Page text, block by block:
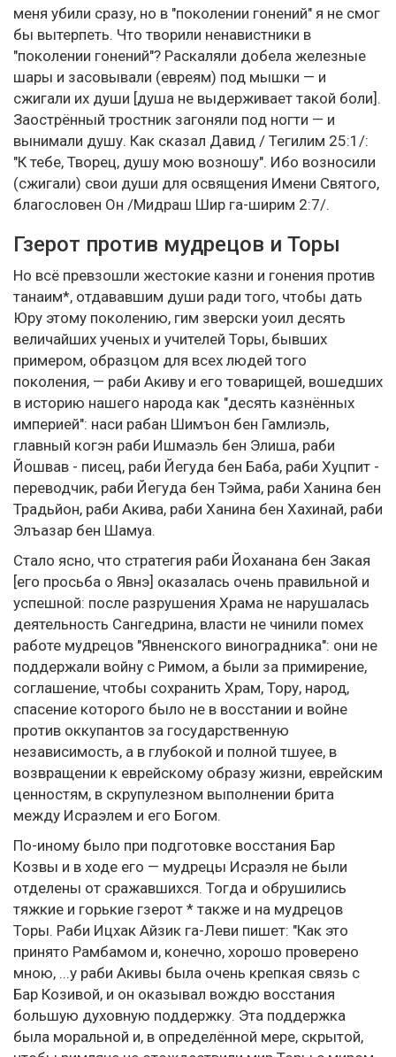
меня убили сразу, но в "поколении гонений" я не смог
бы вытерпеть. Что творили ненавистники в
"поколении гонений"? Раскаляли добела железные
шары и засовывали (евреям) под мышки — и
сжигали их души [душа не выдерживает такой боли].
Заострённый тростник загоняли под ногти — и
вынимали душу. Как сказал Давид / Тегилим 25:1/:
"К тебе, Творец, душу мою возношу". Ибо возносили
(сжигали) свои души для освящения Имени Святого,
благословен Он /Мидраш Шир га-ширим 2:7/.
Гзерот против мудрецов и Торы
Но всё превзошли жестокие казни и гонения против
танаим*, отдававшим души ради того, чтобы дать
Юру этому поколению, гим зверски уоил десять
величайших ученых и учителей Торы, бывших
примером, образцом для всех людей того
поколения, — раби Акиву и его товарищей, вошедших
в историю нашего народа как "десять казнённых
империей": наси рабан Шимъон бен Гамлиэль,
главный когэн раби Ишмаэль бен Элиша, раби
Йошвав - писец, раби Йегуда бен Баба, раби Хуцпит -
переводчик, раби Йегуда бен Тэйма, раби Ханина бен
Традьйон, раби Акива, раби Ханина бен Хахинай, раби
Элъазар бен Шамуа.
Стало ясно, что стратегия раби Йоханана бен Закая
[его просьба о Явнэ] оказалась очень правильной и
успешной: после разрушения Храма не нарушалась
деятельность Сангедрина, власти не чинили помех
работе мудрецов "Явненского виноградника": они не
поддержали войну с Римом, а были за примирение,
соглашение, чтобы сохранить Храм, Тору, народ,
спасение которого было не в восстании и войне
против оккупантов за государственную
независимость, а в глубокой и полной тшуее, в
возвращении к еврейскому образу жизни, еврейским
ценностям, в скрупулезном выполнении брита
между Исраэлем и его Богом.
По-иному было при подготовке восстания Бар
Козвы и в ходе его — мудрецы Исраэля не были
отделены от сражавшихся. Тогда и обрушились
тяжкие и горькие гзерот * также и на мудрецов
Торы. Раби Ицхак Айзик га-Леви пишет: "Как это
принято Рамбамом и, конечно, хорошо проверено
мною, ...у раби Акивы была очень крепкая связь с
Бар Козивой, и он оказывал вождю восстания
большую духовную поддержку. Эта поддержка
была моральной и, в определённой мере, скрытой,